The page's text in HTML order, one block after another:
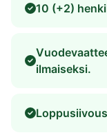
10 (+2)
ilmaiseksi.